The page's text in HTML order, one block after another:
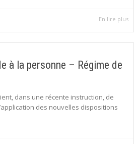
En lire plus
à la personne – Régime de
dans une récente instruction, de
des nouvelles dispositions